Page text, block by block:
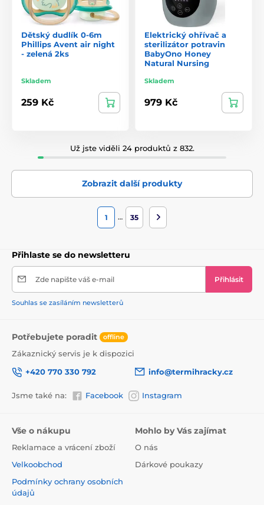
Dětský dudlík 0-6m
Phillips Avent air night
- zelená 2ks
Skladem
259 Kč
Elektrický ohřívač a
sterilizátor potravin
BabyOno Honey
Natural Nursing
Skladem
979 Kč
Už jste viděli 24 produktů z 832.
Zobrazit další produkty
1 … 35
Přihlaste se do newsletteru
Zde napište váš e-mail Přihlásit
Souhlas se zasíláním newsletterů
Potřebujete poradit offline
Zákaznický servis je k dispozici
+420 770 330 792
info@termihracky.cz
Jsme také na: Facebook Instagram
Vše o nákupu
Reklamace a vrácení zboží
Velkoobchod
Podmínky ochrany osobních
údajů
Mohlo by Vás zajímat
O nás
Dárkové poukazy